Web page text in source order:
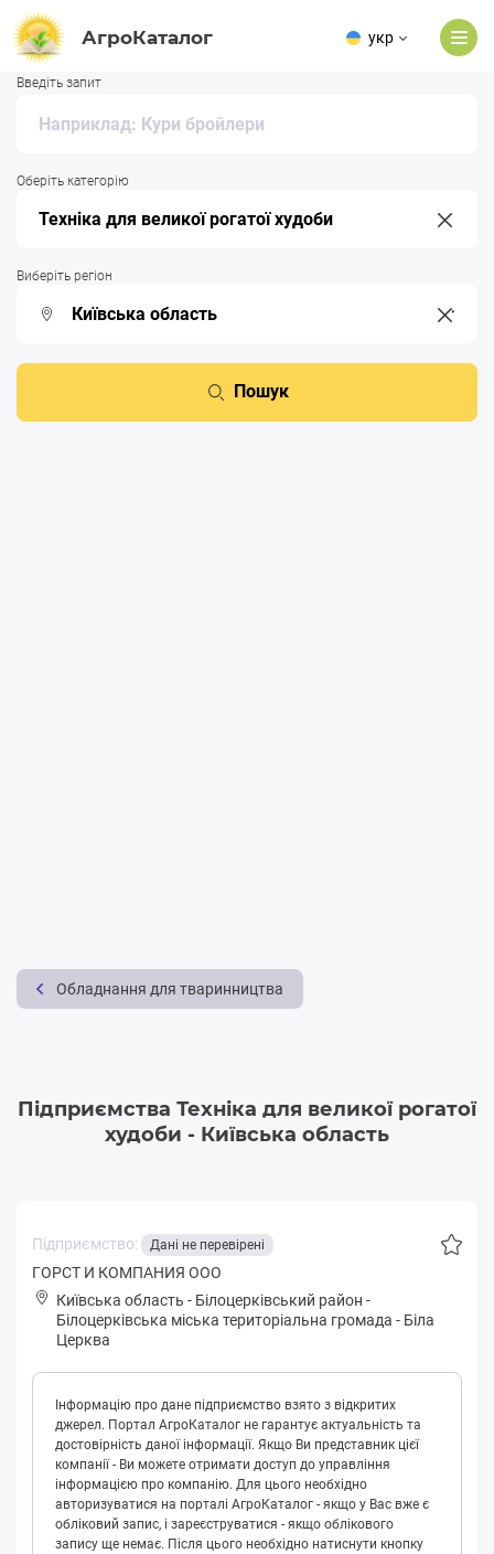
АгроКаталог укр
Введіть запит
Оберіть категорію
Виберіть регіон
Пошук
Обладнання для тваринництва
Підприємства Техніка для великої рогатої
худоби - Київська область
Підприємство: Дані не перевірені
ГОРСТ И КОМПАНИЯ ООО
Київська область - Білоцерківський район -
Білoцepківськa міська територіальна громада - Біла
Церква
Інформацію про дане підприємство взято з відкритих
джерел. Портал АгроКаталог не гарантує актуальність та
достовірність даної інформації. Якщо Ви представник цієї
компанії - Ви можете отримати доступ до управління
інформацією про компанію. Для цього необхідно
авторизуватися на порталі АгроКаталог - якщо у Вас вже є
обліковий запис, і зареєструватися - якщо облікового
запису ще немає. Після цього необхідно натиснути кнопку